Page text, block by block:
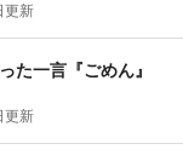
更新
た一言『ごめん』
更新